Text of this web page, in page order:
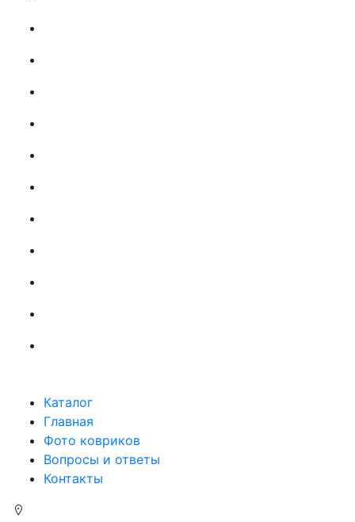
Каталог
Главная
Фото ковриков
Вопросы и ответы
Контакты